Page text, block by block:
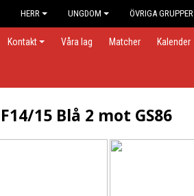
HERR UNGDOM ÖVRIGA GRUPPER
Kontakt Våra lag Matcher Kalender
15 Blå 2 mot GS86